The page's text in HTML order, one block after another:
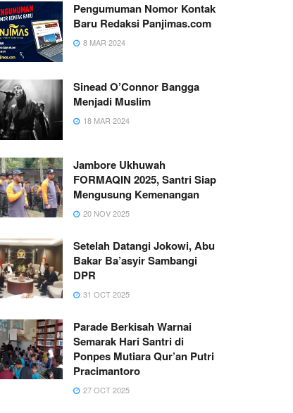
Pengumuman Nomor Kontak
Baru Redaksi Panjimas.com
8 MAR 2024
Sinead O’Connor Bangga
Menjadi Muslim
18 MAR 2024
Jambore Ukhuwah
FORMAQIN 2025, Santri Siap
Mengusung Kemenangan
20 NOV 2025
Setelah Datangi Jokowi, Abu
Bakar Ba’asyir Sambangi
DPR
31 OCT 2025
Parade Berkisah Warnai
Semarak Hari Santri di
Ponpes Mutiara Qur’an Putri
Pracimantoro
27 OCT 2025